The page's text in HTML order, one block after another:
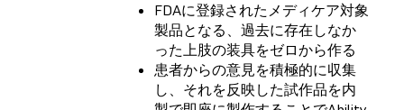
FDAに登録されたメディケア対象
製品となる、過去に存在しなか
った上肢の装具をゼロから作る
患者からの意見を積極的に収集
し、それを反映した試作品を内